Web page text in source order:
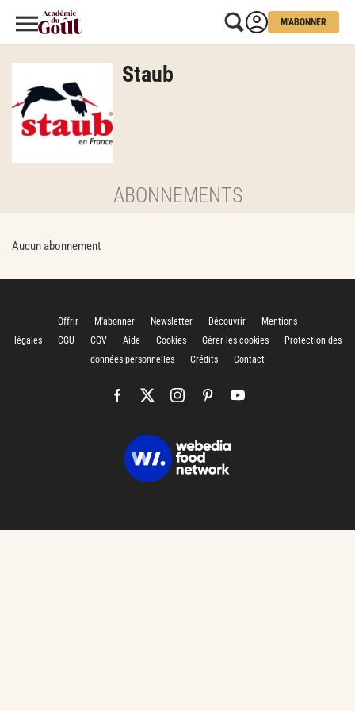
M'ABONNER
Staub
ABONNEMENTS
Aucun abonnement
Offrir M'abonner Newsletter Découvrir
Mentions
légales
CGU CGV Aide Cookies Gérer les cookies
Protection des
données personnelles
Crédits Contact